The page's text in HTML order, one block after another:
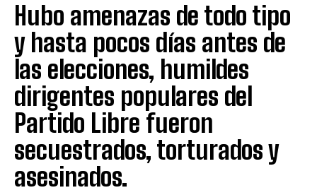
Hubo amenazas de todo tipo
y hasta pocos días antes de
las elecciones, humildes
dirigentes populares del
Partido Libre fueron
secuestrados, torturados y
asesinados.